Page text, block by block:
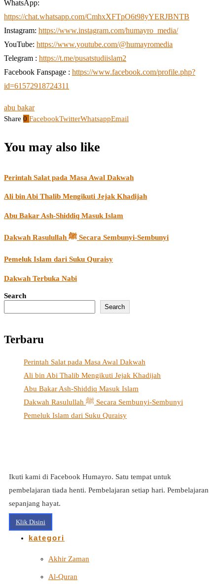
WhatsApp:
https://chat.whatsapp.com/CmhxXFTpO6t98yYERJBNTB
Instagram: https://www.instagram.com/humayro_media/
YouTube: https://www.youtube.com/@humayromedia
Telegram : https://t.me/pusatstudiislam2
Facebook Fanspage : https://www.facebook.com/profile.php?
id=61572918724311
abu bakar
Share 0 FacebookTwitterWhatsappEmail
You may also like
Perintah Salat pada Masa Awal Dakwah
Ali bin Abi Thalib Mengikuti Jejak Khadijah
Abu Bakar Ash-Shiddiq Masuk Islam
Dakwah Rasulullah ﷺ Secara Sembunyi-Sembunyi
Pemeluk Islam dari Suku Quraisy
Dakwah Terbuka Nabi
Search
Search
Terbaru
Perintah Salat pada Masa Awal Dakwah
Ali bin Abi Thalib Mengikuti Jejak Khadijah
Abu Bakar Ash-Shiddiq Masuk Islam
Dakwah Rasulullah ﷺ Secara Sembunyi-Sembunyi
Pemeluk Islam dari Suku Quraisy
Ikuti kami di Facebook Humayro. Satu tempat untuk
pembelajaran tiada henti. Pembelajaran setiap hari. Pembelajaran
sepanjang hayat.
Klik Disini
kategori
Akhir Zaman
Al-Quran